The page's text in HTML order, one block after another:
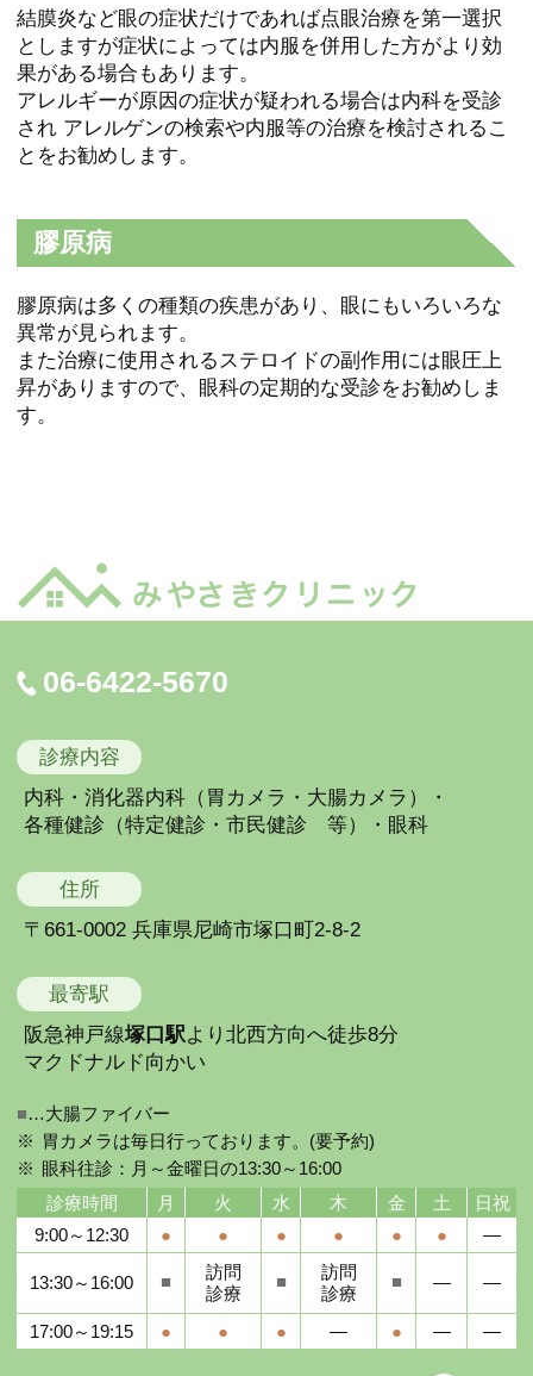
結膜炎など眼の症状だけであれば点眼治療を第一選択
としますが症状によっては内服を併用した方がより効
果がある場合もあります。
アレルギーが原因の症状が疑われる場合は内科を受診
され アレルゲンの検索や内服等の治療を検討されるこ
とをお勧めします。
膠原病
膠原病は多くの種類の疾患があり、眼にもいろいろな
異常が見られます。
また治療に使用されるステロイドの副作用には眼圧上
昇がありますので、眼科の定期的な受診をお勧めしま
す。
06-6422-5670
診療内容
内科・消化器内科（胃カメラ・大腸カメラ）・
各種健診（特定健診・市民健診 等）・眼科
住所
〒661-0002 兵庫県尼崎市塚口町2-8-2
最寄駅
阪急神戸線塚口駅より北西方向へ徒歩8分
マクドナルド向かい
■…大腸ファイバー
胃カメラは毎日行っております。(要予約)
眼科往診：月～金曜日の13:30～16:00
診療時間
月 火 水 木 金 土
日祝
9:00～12:30
● ● ● ● ● ● ―
13:30～16:00 ■
訪問
診療
■
訪問
診療
■ ― ―
17:00～19:15 ● ● ● ― ● ― ―